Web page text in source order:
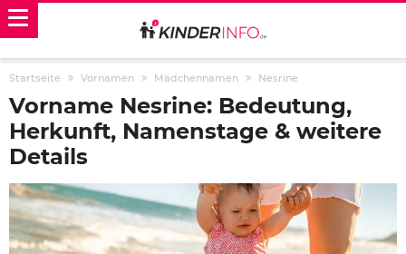
Startseite Vornamen Mädchennamen Nesrine
Vorname Nesrine: Bedeutung,
Herkunft, Namenstage & weitere
Details